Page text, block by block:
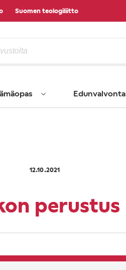
Suomen teologiliitto
Edunvalvonta
12.10.2021
perustus